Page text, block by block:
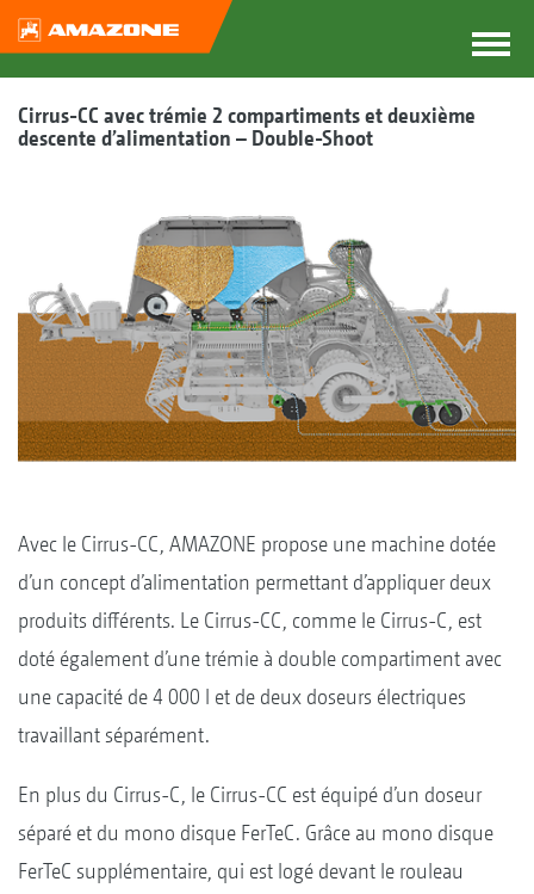
Cirrus-CC avec trémie 2 compartiments et deuxième
descente d’alimentation – Double-Shoot
Avec le Cirrus-CC, AMAZONE propose une machine dotée
d’un concept d’alimentation permettant d’appliquer deux
produits différents. Le Cirrus-CC, comme le Cirrus-C, est
doté également d’une trémie à double compartiment avec
une capacité de 4 000 l et de deux doseurs électriques
travaillant séparément.
En plus du Cirrus-C, le Cirrus-CC est équipé d’un doseur
séparé et du mono disque FerTeC. Grâce au mono disque
FerTeC supplémentaire, qui est logé devant le rouleau